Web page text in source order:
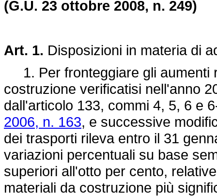
(G.U. 23 ottobre 2008, n. 249)
Art. 1. Disposizioni in materia di
1. Per fronteggiare gli aumenti
costruzione verificatisi nell'anno
dall'articolo 133, commi 4, 5, 6 e
2006, n. 163, e successive
dei trasporti rileva entro il 31
variazioni percentuali su base
superiori all'otto per cento,
materiali da costruzione più